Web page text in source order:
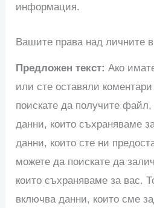
информация.
Вашите права над личните
Предложен текст:Ако
или сте оставяли
поискате да получите
данни, които съхраняваме
данни, които сте ни
можете да поискате да
които съхраняваме за вас.
включва данни, които сме